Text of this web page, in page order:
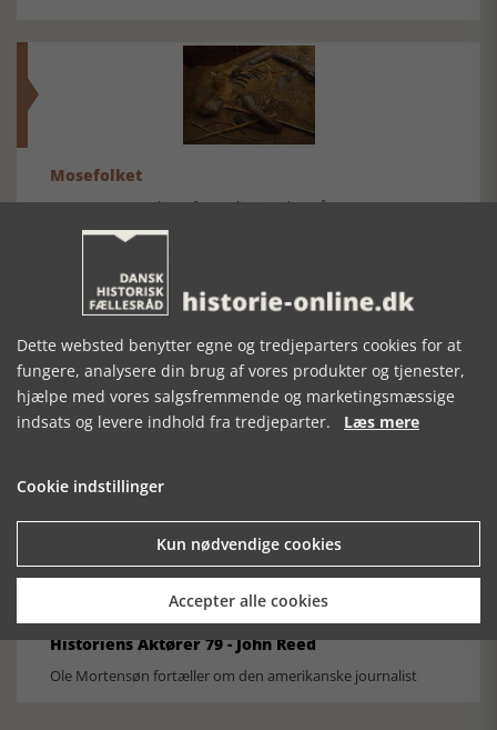
Mosefolket
Den største samling af moselig i verden på Museum
Silkeborg Hovedgården
Historisk festival i Faaborg
Historiens Aktører 79 - John Reed
Ole Mortensøn fortæller om den amerikanske journalist
Dette websted benytter egne og tredjeparters cookies for at
fungere, analysere din brug af vores produkter og tjenester,
hjælpe med vores salgsfremmende og marketingsmæssige
indsats og levere indhold fra tredjeparter. Læs mere
Cookie indstillinger
Kun nødvendige cookies
Accepter alle cookies